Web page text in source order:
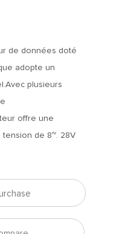
de données doté
adopte un
plusieurs
offre une
de 8~. 28V